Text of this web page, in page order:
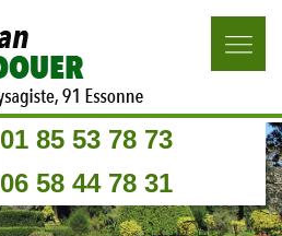
01 85 53 78 73
06 58 44 78 31